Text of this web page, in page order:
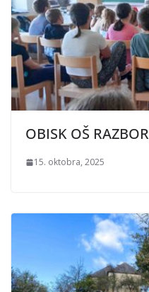
OBISK OŠ RAZBOR
15. oktobra, 2025